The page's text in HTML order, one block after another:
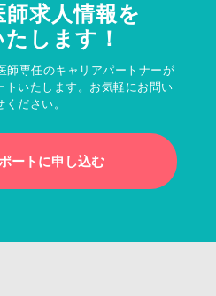
求人情報を
します！
師専任のキャリアパートナーが
トいたします。お気軽にお問い
ください。
ートに申し込む